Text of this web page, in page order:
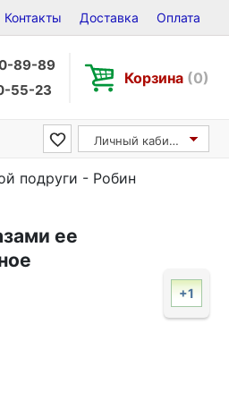
Контакты Доставка Оплата
89-89
55-23
Корзина (0)
Личный кабинет
подруги - Робин
ее
+1